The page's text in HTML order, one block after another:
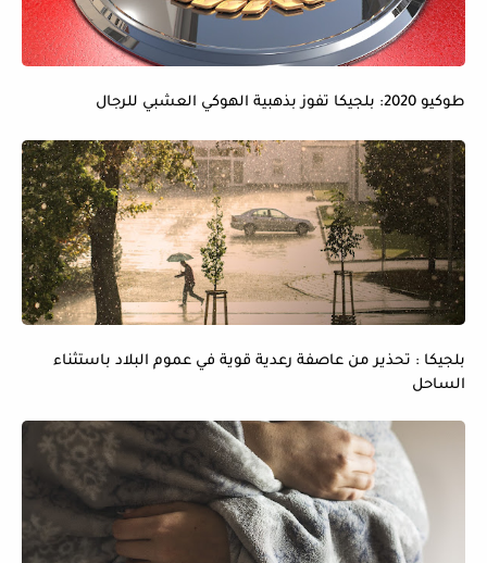
طوكيو 2020: بلجيكا تفوز بذهبية الهوكي العشبي للرجال
بلجيكا : تحذير من عاصفة رعدية قوية في عموم البلاد باستثناء
الساحل